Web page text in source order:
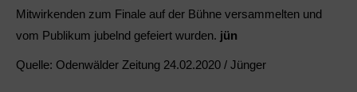
Mitwirkenden zum Finale auf der Bühne versammelten und
vom Publikum jubelnd gefeiert wurden. jün
Quelle: Odenwälder Zeitung 24.02.2020 / Jünger